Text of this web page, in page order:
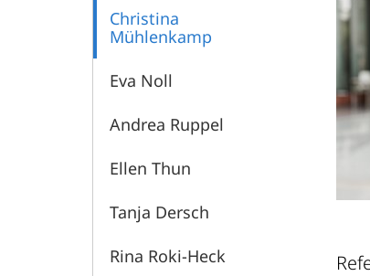
Christina
Mühlenkamp
Eva Noll
Andrea Ruppel
Ellen Thun
Tanja Dersch
Rina Roki-Heck